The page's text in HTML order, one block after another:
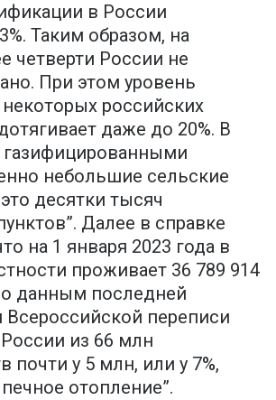
в России
Таким образом, на
четверти России не
При этом уровень
российских
даже до 20%. В
небольшие сельские
десятки тысяч
Далее в справке
на 1 января 2023 года в
проживает 36 789 914
данным последней
переписи
из 66 млн
почти у 5 млн, или у 7%,
отопление”.